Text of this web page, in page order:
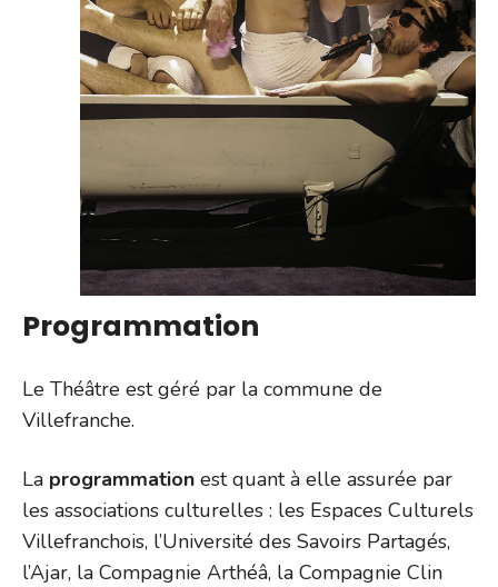
Programmation
Le Théâtre est géré par la commune de
Villefranche.
La programmation est quant à elle assurée par
les associations culturelles : les Espaces Culturels
Villefranchois, l’Université des Savoirs Partagés,
l’Ajar, la Compagnie Arthéâ, la Compagnie Clin